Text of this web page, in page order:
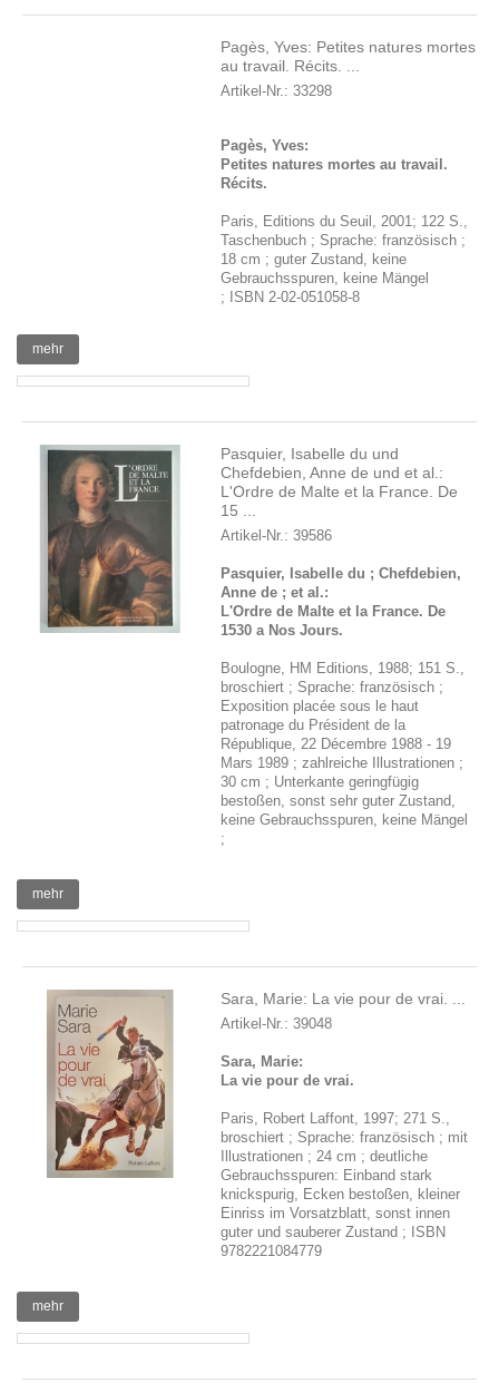
Pagès, Yves: Petites natures mortes
au travail. Récits. ...
Artikel-Nr.: 33298
Pagès, Yves:
Petites natures mortes au travail.
Récits.
Paris, Editions du Seuil, 2001; 122 S.,
Taschenbuch ; Sprache: französisch ;
18 cm ; guter Zustand, keine
Gebrauchsspuren, keine Mängel
; ISBN 2-02-051058-8
mehr
Pasquier, Isabelle du und
Chefdebien, Anne de und et al.:
L'Ordre de Malte et la France. De
15 ...
Artikel-Nr.: 39586
Pasquier, Isabelle du ; Chefdebien,
Anne de ; et al.:
L'Ordre de Malte et la France. De
1530 a Nos Jours.
Boulogne, HM Editions, 1988; 151 S.,
broschiert ; Sprache: französisch ;
Exposition placée sous le haut
patronage du Président de la
République, 22 Décembre 1988 - 19
Mars 1989 ; zahlreiche Illustrationen ;
30 cm ; Unterkante geringfügig
bestoßen, sonst sehr guter Zustand,
keine Gebrauchsspuren, keine Mängel
;
mehr
Sara, Marie: La vie pour de vrai. ...
Artikel-Nr.: 39048
Sara, Marie:
La vie pour de vrai.
Paris, Robert Laffont, 1997; 271 S.,
broschiert ; Sprache: französisch ; mit
Illustrationen ; 24 cm ; deutliche
Gebrauchsspuren: Einband stark
knickspurig, Ecken bestoßen, kleiner
Einriss im Vorsatzblatt, sonst innen
guter und sauberer Zustand ; ISBN
9782221084779
mehr